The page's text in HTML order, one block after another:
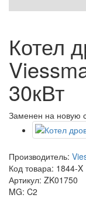
Котел
30кВт
Заменен на новую
Производитель:
Код товара: 1844-X
Артикул: ZK01750
MG: C2